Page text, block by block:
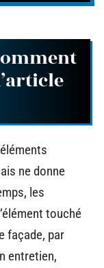
ne donne
les
touché
façade, par
entretien,